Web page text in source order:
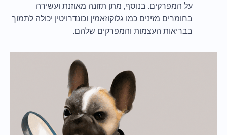
על המפרקים. בנוסף, מתן תזונה מאוזנת ועשירה
בחומרים מזינים כמו גלוקוזאמין וכונדרויטין יכולה לתמוך
בבריאות העצמות והמפרקים שלהם.